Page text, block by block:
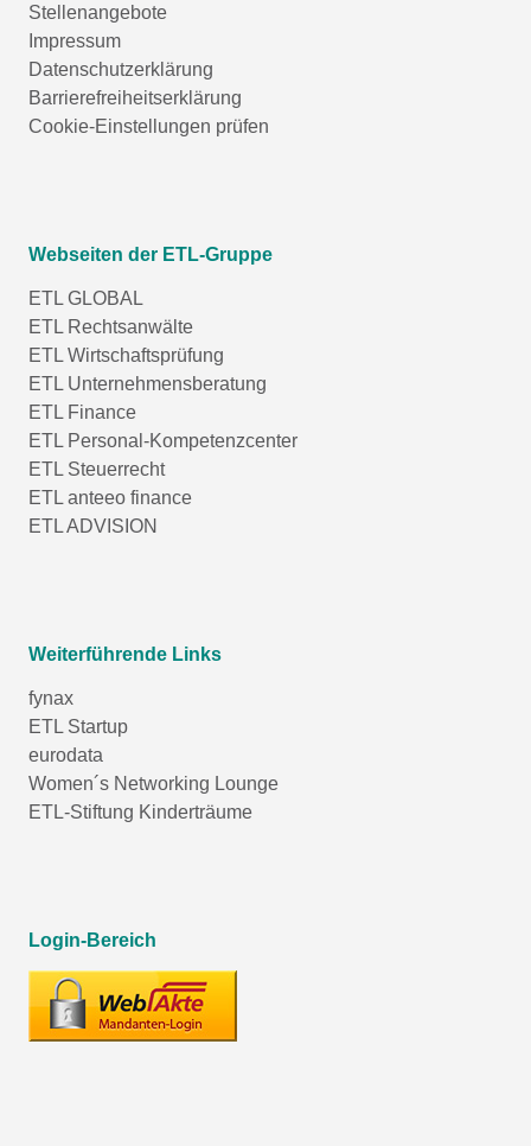
Stellenangebote
Impressum
Datenschutzerklärung
Barrierefreiheitserklärung
Cookie-Einstellungen prüfen
Webseiten der ETL-Gruppe
ETL GLOBAL
ETL Rechtsanwälte
ETL Wirtschaftsprüfung
ETL Unternehmensberatung
ETL Finance
ETL Personal-Kompetenzcenter
ETL Steuerrecht
ETL anteeo finance
ETL ADVISION
Weiterführende Links
fynax
ETL Startup
eurodata
Women´s Networking Lounge
ETL-Stiftung Kinderträume
Login-Bereich